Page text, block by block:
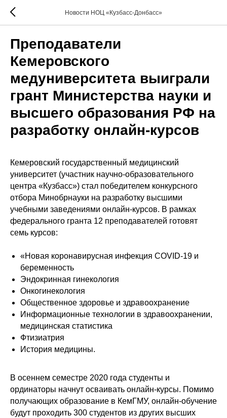
Новости НОЦ «Кузбасс-Донбасс»
Преподаватели
Кемеровского
медуниверситета выиграли
грант Министерства науки и
высшего образования РФ на
разработку онлайн-курсов
Кемеровский государственный медицинский
университет (участник научно-образовательного
центра «Кузбасс») стал победителем конкурсного
отбора Минобрнауки на разработку высшими
учебными заведениями онлайн-курсов. В рамках
федерального гранта 12 преподавателей готовят
семь курсов:
«Новая коронавирусная инфекция COVID-19 и
беременность
Эндокринная гинекология
Онкогинекология
Общественное здоровье и здравоохранение
Информационные технологии в здравоохранении,
медицинская статистика
Фтизиатрия
История медицины.
В осеннем семестре 2020 года студенты и
ординаторы начнут осваивать онлайн-курсы. Помимо
получающих образование в КемГМУ, онлайн-обучение
будут проходить 300 студентов из других высших